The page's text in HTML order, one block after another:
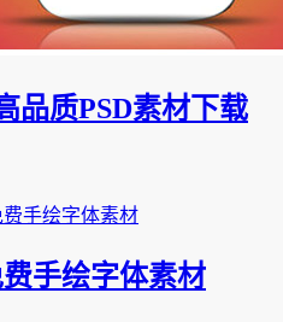
品质PSD素材下载
手绘字体素材